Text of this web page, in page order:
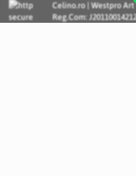
Celino.ro | Westpro Art
Reg.Com: